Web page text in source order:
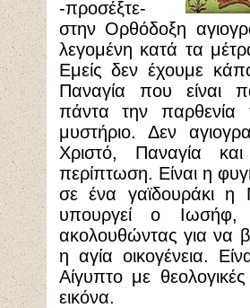
-προσέξτε-
στην Ορθόδοξη
λεγομένη κατά τα
Εμείς δεν έχουμε
Παναγία που είναι
πάντα την
μυστήριο. Δεν
Χριστό, Παναγία
περίπτωση. Είναι η
σε ένα γαϊδουράκι η
υπουργεί ο Ιωσήφ,
ακολουθώντας για να
η αγία οικογένεια.
Αίγυπτο με
εικόνα.